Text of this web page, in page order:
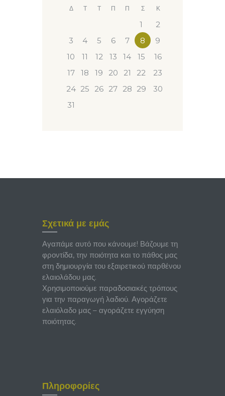
Δ Τ Τ Π Π Σ Κ
1
2
3
4 5 6 7 8
9
10
11 12 13 14 15
16
17
18 19 20 21 22
23
24 25 26 27 28 29
30
31
Σχετικά με εμάς
Αγαπάμε αυτό που κάνουμε! Βάζουμε τη
φροντίδα, την ποιότητα και το πάθος μας
στη δημιουργία του εξαιρετικού παρθένου
ελαιολάδου μας.
Χρησιμοποιούμε παραδοσιακές τρόπους
για την παραγωγή λαδιού. Αγοράζετε
ελαιόλαδο μας – αγοράζετε εγγύηση
ποιότητας.
Πληροφορίες